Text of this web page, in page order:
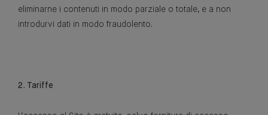
eliminarne i contenuti in modo parziale o totale, e a non
introdurvi dati in modo fraudolento.
2. Tariffe